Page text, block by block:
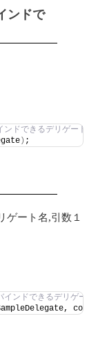
ンドで
ドできるデリゲートの宣
) ;
ゲート名,引数１
ンドできるデリゲートの
const